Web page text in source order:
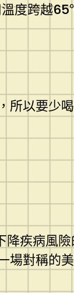
溫度跨越
所以要少
疾病風
場對稱的